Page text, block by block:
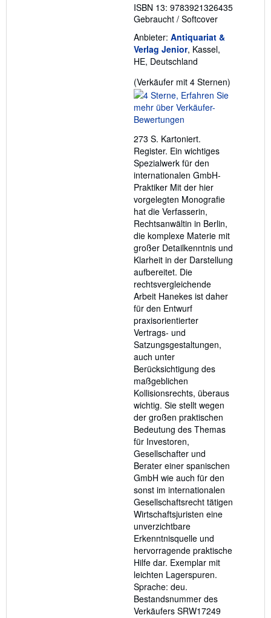
ISBN 13: 9783921326435
Gebraucht / Softcover
Anbieter: Antiquariat &
Verlag Jenior, Kassel,
HE, Deutschland
(Verkäufer mit 4 Sternen)
273 S. Kartoniert.
Register. Ein wichtiges
Spezialwerk für den
internationalen GmbH-
Praktiker Mit der hier
vorgelegten Monografie
hat die Verfasserin,
Rechtsanwältin in Berlin,
die komplexe Materie mit
großer Detailkenntnis und
Klarheit in der Darstellung
aufbereitet. Die
rechtsvergleichende
Arbeit Hanekes ist daher
für den Entwurf
praxisorientierter
Vertrags- und
Satzungsgestaltungen,
auch unter
Berücksichtigung des
maßgeblichen
Kollisionsrechts, überaus
wichtig. Sie stellt wegen
der großen praktischen
Bedeutung des Themas
für Investoren,
Gesellschafter und
Berater einer spanischen
GmbH wie auch für den
sonst im internationalen
Gesellschaftsrecht tätigen
Wirtschaftsjuristen eine
unverzichtbare
Erkenntnisquelle und
hervorragende praktische
Hilfe dar. Exemplar mit
leichten Lagerspuren.
Sprache: deu.
Bestandsnummer des
Verkäufers SRW17249